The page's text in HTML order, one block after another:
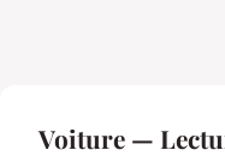
Voiture —